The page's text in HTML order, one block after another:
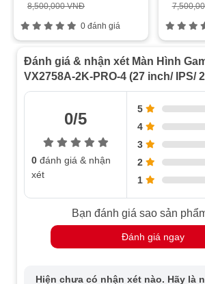
8,500,000 VNĐ
0 đánh giá
Đánh giá & nhận xét Màn Hình
VX2758A-2K-PRO-4 (27 inch/ IPS/
0/5
0 đánh giá & nhận
xét
5
4
3
2
1
Bạn đánh giá sao sản
Đánh giá ngay
Hiện chưa có nhận xét nào. Hãy là